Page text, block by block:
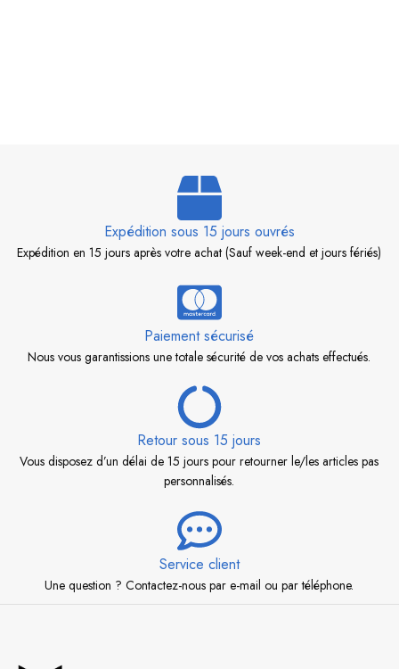
Expédition sous 15 jours ouvrés
Expédition en 15 jours après votre achat (Sauf week-end et jours fériés)
Paiement sécurisé
Nous vous garantissions une totale sécurité de vos achats effectués.
Retour sous 15 jours
Vous disposez d’un délai de 15 jours pour retourner le/les articles pas
personnalisés.
Service client
Une question ? Contactez-nous par e-mail ou par téléphone.